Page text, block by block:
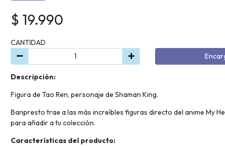
$ 19.990
CANTIDAD
Descripción:
Figura de Tao Ren, personaje de Shaman King.
Banpresto trae a las más increíbles figuras directo del anime My
para añadir a tu colección.
Características del producto: